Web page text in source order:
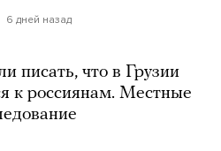
6 дней назад
писать, что в Грузии
к россиянам. Местные